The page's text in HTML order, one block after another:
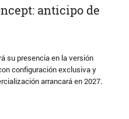
anticipo de
su presencia en la versión
configuración exclusiva y
arrancará en 2027.